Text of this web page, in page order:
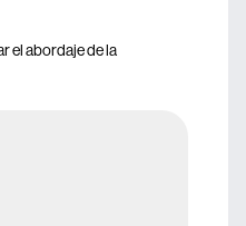
el abordaje de la